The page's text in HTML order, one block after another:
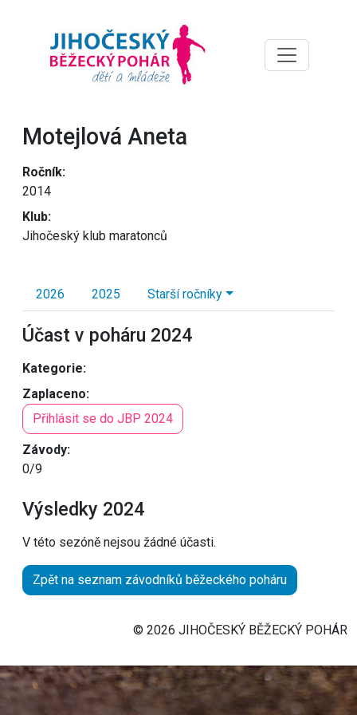
Motejlová Aneta
Ročník:
2014
Klub:
Jihočeský klub maratonců
2026 2025 Starší ročníky
Účast v poháru 2024
Kategorie:
Zaplaceno:
Přihlásit se do JBP 2024
Závody:
0/9
Výsledky 2024
V této sezóně nejsou žádné účasti.
Zpět na seznam závodníků běžeckého poháru
© 2026 JIHOČESKÝ BĚŽECKÝ POHÁR